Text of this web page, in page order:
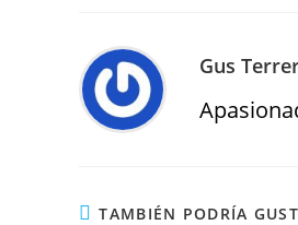
Gus
TAMBIÉN PODRÍA